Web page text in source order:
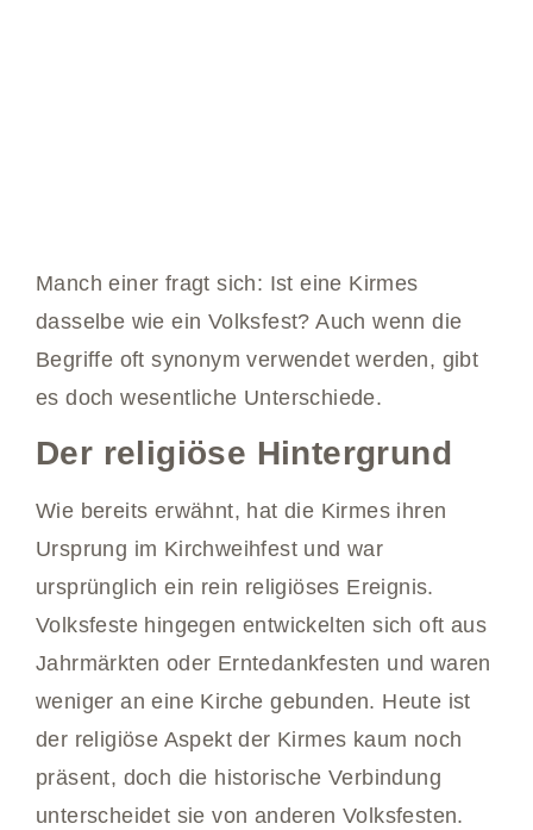
Manch einer fragt sich: Ist eine Kirmes
dasselbe wie ein Volksfest? Auch wenn die
Begriffe oft synonym verwendet werden, gibt
es doch wesentliche Unterschiede.
Der religiöse Hintergrund
Wie bereits erwähnt, hat die Kirmes ihren
Ursprung im Kirchweihfest und war
ursprünglich ein rein religiöses Ereignis.
Volksfeste hingegen entwickelten sich oft aus
Jahrmärkten oder Erntedankfesten und waren
weniger an eine Kirche gebunden. Heute ist
der religiöse Aspekt der Kirmes kaum noch
präsent, doch die historische Verbindung
unterscheidet sie von anderen Volksfesten.